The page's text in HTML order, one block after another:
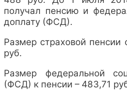
получал пенсию и
доплату (ФСД).
Размер страховой пенсии
руб.
Размер федеральной
(ФСД) к пенсии – 483,71